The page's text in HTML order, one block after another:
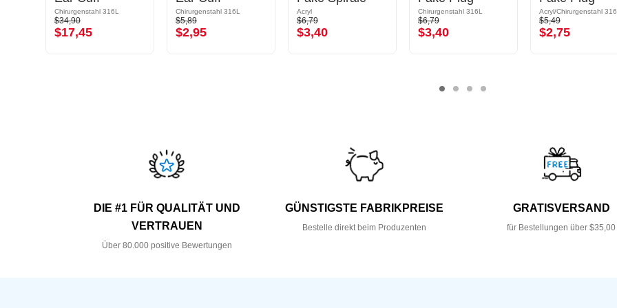
Chirurgenstahl 316L
$34,90
$17,45
Chirurgenstahl 316L
$5,89
$2,95
Acryl
$6,79
$3,40
Chirurgenstahl 316L
$6,79
$3,40
Acryl/Chirurgenstahl
$5,49
$2,75
DIE #1 FÜR QUALITÄT UND
VERTRAUEN
Über 80.000 positive Bewertungen
GÜNSTIGSTE FABRIKPREISE
Bestelle direkt beim Produzenten
GRATISVERSAND
für Bestellungen über $35,00